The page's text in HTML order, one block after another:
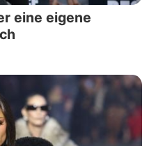
eine eigene